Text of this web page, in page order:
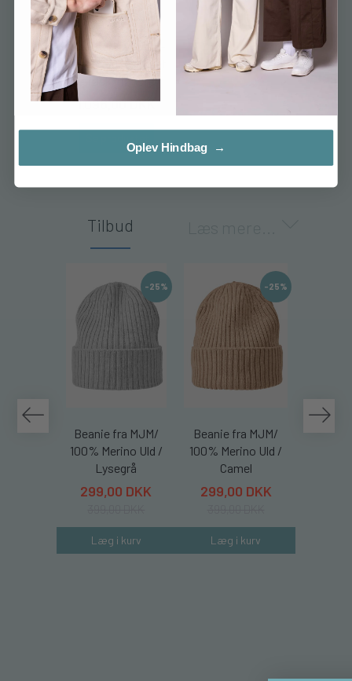
Islænder sweater -
Naturhvid med gråt
færøsk mønster
1.098,00 DKK
Tilbud
-25%
Beanie fra MJM/
100% Merino Uld /
Lysegrå
299,00 DKK
Læg i kurv
-25%
Beanie fra MJM/
100% Merino Uld /
Camel
299,00 DKK
Læg i kurv
Oplev Hindbag →